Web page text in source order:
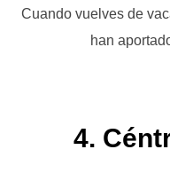
Cuando vuelves de
han
4.